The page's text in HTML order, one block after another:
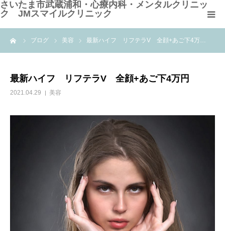
さいたま市武蔵浦和・心療内科・メンタルクリニッ
ク JMスマイルクリニック
ブログ 美容 最新ハイフ リフテラV 全顔+あご下4万…
最新ハイフ リフテラV 全顔+あご下4万円
2021.04.29 美容
HOME
WEB問診票